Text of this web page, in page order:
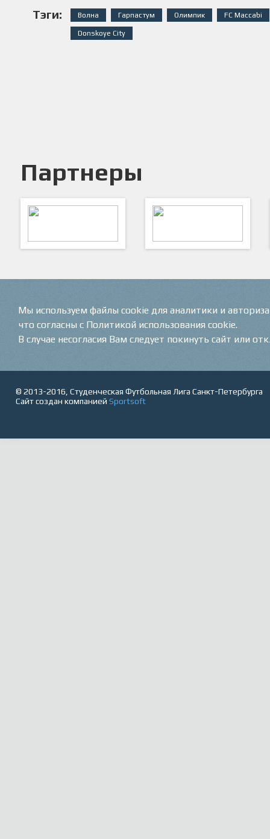
Тэги: Волна Гарпастум Олимпик FC Maccabi
Donskoye City
Партнеры
© 2013-2016, Студенческая Футбольная Лига Санкт-Петербурга
Сайт создан компанией Sportsoft
Мы используем файлы cookie для аналитики и
что согласны с Политикой использования cookie.
В случае несогласия Вам следует покинуть сайт или